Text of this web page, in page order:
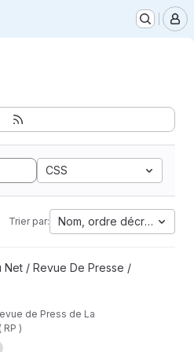
CSS
Trier par: Nom, ordre décroissant
Press
Net / Revue De Presse /
de Press de La
)